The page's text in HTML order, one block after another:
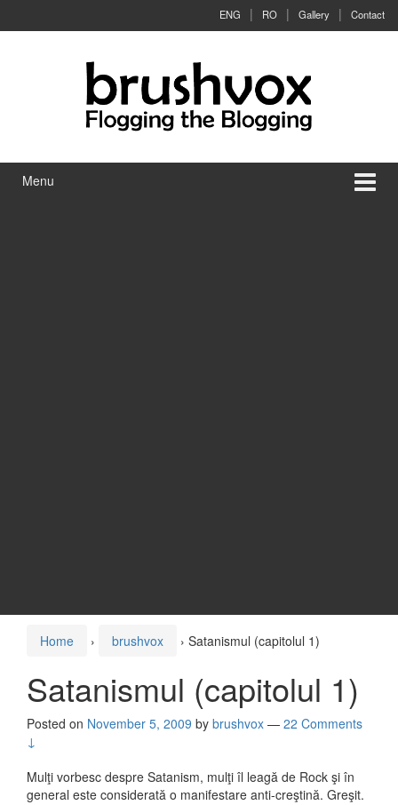
ENG RO Gallery Contact
Menu
Home › brushvox › Satanismul (capitolul 1)
Satanismul (capitolul 1)
Posted on November 5, 2009 by brushvox — 22 Comments
↓
Mulţi vorbesc despre Satanism, mulţi îl leagă de Rock şi în
general este considerată o manifestare anti-creştină. Greşit.